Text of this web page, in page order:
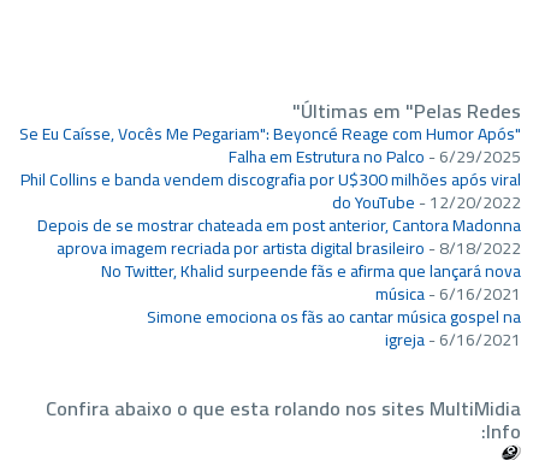
Últimas em "Pelas Redes"
"Se Eu Caísse, Vocês Me Pegariam": Beyoncé Reage com Humor Após
Falha em Estrutura no Palco- 6/29/2025
Phil Collins e banda vendem discografia por U$300 milhões após viral
do YouTube- 12/20/2022
Depois de se mostrar chateada em post anterior, Cantora Madonna
aprova imagem recriada por artista digital brasileiro- 8/18/2022
No Twitter, Khalid surpeende fãs e afirma que lançará nova
música- 6/16/2021
Simone emociona os fãs ao cantar música gospel na
igreja- 6/16/2021
Confira abaixo o que esta rolando nos sites MultiMidia
Info: